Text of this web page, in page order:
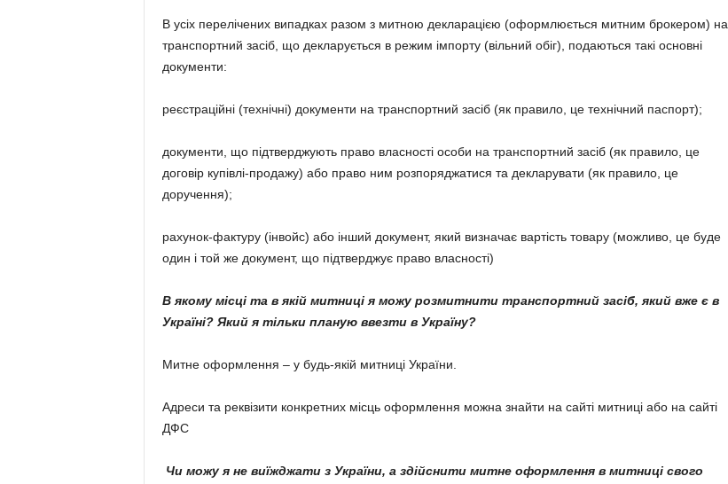
В усіх перелічених випадках разом з митною декларацією (оформлюється митним брокером) на
транспортний засіб, що декларується в режим імпорту (вільний обіг), подаються такі основні
документи:
реєстраційні (технічні) документи на транспортний засіб (як правило, це технічний паспорт);
документи, що підтверджують право власності особи на транспортний засіб (як правило, це
договір купівлі-продажу) або право ним розпоряджатися та декларувати (як правило, це
доручення);
рахунок-фактуру (інвойс) або інший документ, який визначає вартість товару (можливо, це буде
один і той же документ, що підтверджує право власності)
В якому місці та в якій митниці я можу розмитнити транспортний засіб, який вже є в
Україні? Який я тільки планую ввезти в Україну?
Митне оформлення – у будь-якій митниці України.
Адреси та реквізити конкретних місць оформлення можна знайти на сайті митниці або на сайті
ДФС
Чи можу я не виїжджати з України, а здійснити митне оформлення в митниці свого